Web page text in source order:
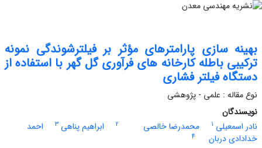
بهینه سازی پارامترهای مؤثر بر فیلترشوندگی نمونه
ترکیبی باطله کارخانه های فرآوری گل گهر با استفاده از
دستگاه فیلتر فشاری
نوع مقاله : علمی - پژوهشی
نویسندگان
نادر اسمعیلی 1 محمدرضا خالصی 2 ابراهیم پناهی 3
احمد
خدادادی دربان
4